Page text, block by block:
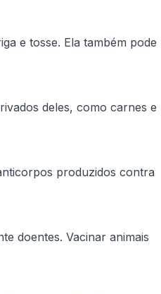
e tosse. Ela também pode
deles, como carnes e
produzidos contra
doentes. Vacinar animais